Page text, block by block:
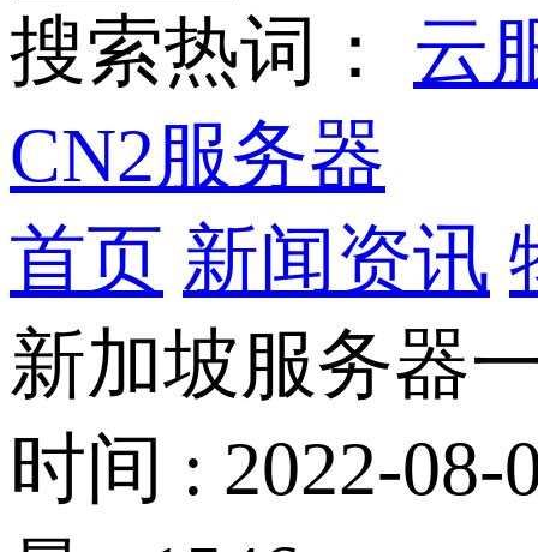
搜索热词： 云
CN2服务器
首页 新闻资讯
新加坡服务器
时间 : 2022-08-